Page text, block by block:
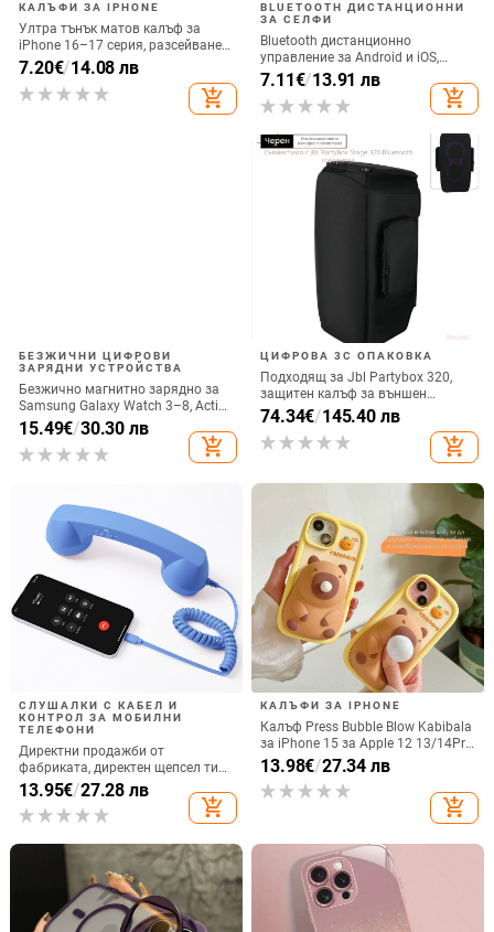
КАЛЪФИ ЗА IPHONE
Ултра тънък матов калъф за
iPhone 16–17 серия, разсейване
на топлината, пълно покритие,
удароустойчив и устойчив на
отпечатъци
7.20€/14.08 лв
add_shopping_cart
BLUETOOTH ДИСТАНЦИОННИ
ЗА СЕЛФИ
Bluetooth дистанционно
управление за Android и iOS,
универсално за снимки и
видеозаписи, модел 6-key tremolo,
Vernon, ABS материал, тегло 15 g
7.11€/13.91 лв
add_shopping_cart
БЕЗЖИЧНИ ЦИФРОВИ
ЗАРЯДНИ УСТРОЙСТВА
Безжично магнитно зарядно за
Samsung Galaxy Watch 3–8, Active
1/2 • QC2.0 • Магнитно зареждане
• 3W / 1A
15.49€/30.30 лв
add_shopping_cart
ЦИФРОВА 3C ОПАКОВКА
Подходящ за Jbl Partybox 320,
защитен калъф за външен
високоговорител, калъф за
количка Stage 320 Audio,
прахозащитно покритие.
74.34€/145.40 лв
add_shopping_cart
СЛУШАЛКИ С КАБЕЛ И
КОНТРОЛ ЗА МОБИЛНИ
ТЕЛЕФОНИ
Директни продажби от
фабриката, директен щепсел тип
C, мобилен телефон, Douyin
Internet Celebrity, електрически
микрофон, слушалки с C порт,
13.95€/27.28 лв
add_shopping_cart
КАЛЪФИ ЗА IPHONE
Калъф Press Bubble Blow Kabibala
за iPhone 15 за Apple 12 13/14Pro
Max, устойчив на изпускане 11
13.98€/27.34 лв
add_shopping_cart